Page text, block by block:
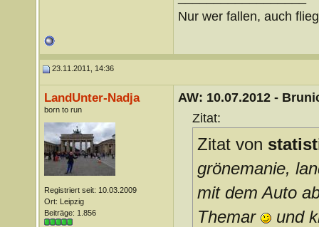
Nur wer fallen, auch
23.11.2011, 14:36
LandUnter-Nadja
born to run
Registriert seit: 10.03.2009
Ort: Leipzig
Beiträge: 1.856
AW: 10.07.2012 -
Zitat:
Zitat von
grönemanie,
mit dem Auto
Themar
und